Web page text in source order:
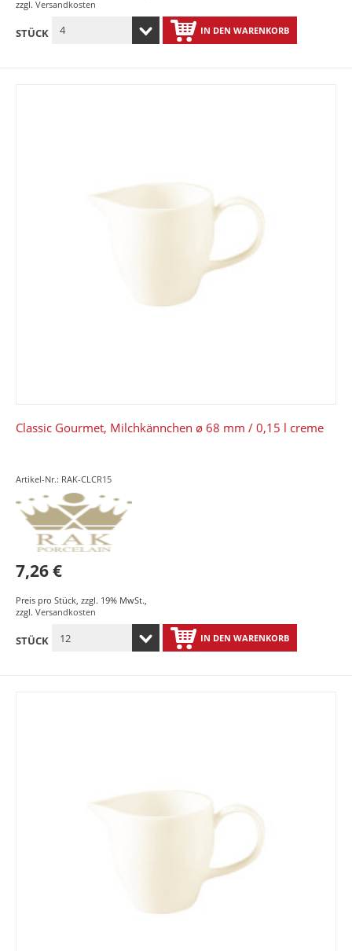
zzgl. Versandkosten
STÜCK IN DEN WARENKORB
Classic Gourmet, Milchkännchen ø 68 mm / 0,15 l creme
Artikel-Nr.: RAK-CLCR15
7,26 €
Preis pro Stück, zzgl. 19% MwSt.,
zzgl. Versandkosten
STÜCK IN DEN WARENKORB